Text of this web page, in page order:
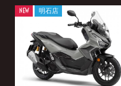
NEW 明石店